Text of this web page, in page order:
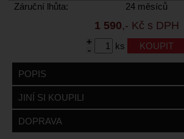
Záruční lhůta: 24 měsíců
1 590,- Kč s DPH
+
-
ks
POPIS
JINÍ SI KOUPILI
DOPRAVA